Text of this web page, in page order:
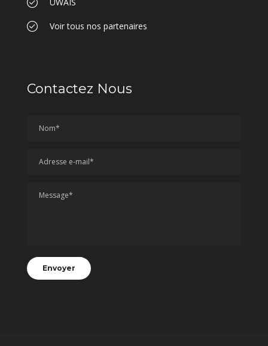
Voir tous nos partenaires
Contactez Nous